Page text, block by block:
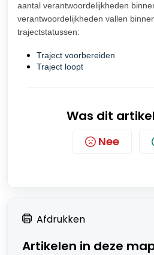
aantal verantwoordelijkheden
verantwoordelijkheden vallen
trajectstatussen:
Traject voorbereiden
Traject loopt
Was dit
Nee
Afdrukken
Artikelen in deze